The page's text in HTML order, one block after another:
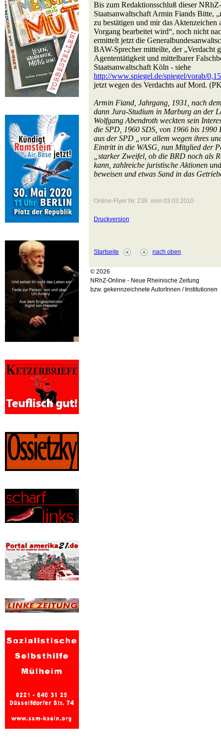
Bis zum Redaktionsschluß dieser
Staatsanwaltschaft Armin Fiands Bitte,
zu bestätigen und mir das Aktenzeichen
Vorgang bearbeitet wird“, noch nicht
ermittelt jetzt die
BAW-Sprecher mitteilte, der „Verdacht
Agententätigkeit und mittelbarer
Staatsanwaltschaft Köln - siehe
http://www.spiegel.de/spiegel/vorab/
jetzt wegen des Verdachts auf Mord.
Armin Fiand, Jahrgang, 1931, nach
dann Jura-Studium in Marburg an der
Wolfgang Abendroth weckten sein
die SPD, 1960 SDS, von 1966 bis 1990
aus der SPD „vor allem wegen ihres
Eintritt in die WASG, nun Mitglied der
„starker Zweifel, ob die BRD noch als
kann, zahlreiche juristische Aktionen
beweisen und etwas Sand in das
Online-Flyer Nr. 239 vom 03.03.2010
Druckversion
Startseite nach oben
© 2026
NRhZ-Online - Neue Rheinische Zeitung
bzw. gekennzeichnete AutorInnen / Institutionen